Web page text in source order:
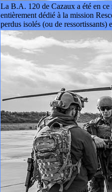
La B.A. 120 de Cazaux a été en
entièrement dédié à la mission
perdus isolés (ou de ressortissants)